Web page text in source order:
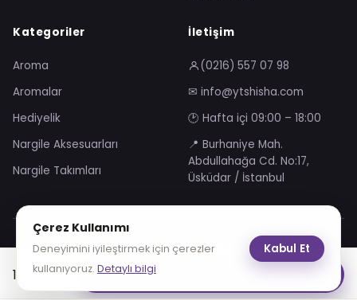
14,401.57₺
Kategoriler
Aroma
Aromalar
Hediyelik
Nargile Aksesuarları
Nargile Takımları
İletişim
(0216) 557 07 98
✉ info@ytshisha.com
🕑 Hafta içi 09:00 – 18:00
📍 Burhaniye Mah.
Abdullahağa Cd. No:17,
Üsküdar / İstanbul
Mesafeli Satış SözleşmesiGizlilik Sözleşmesi
KVKK Aydınlatma Metni
Çerez Politikası
VISA
Çerez Kullanımı
Deneyimini iyileştirmek için çerezler
kullanıyoruz. Detaylı bilgi
Kabul Et